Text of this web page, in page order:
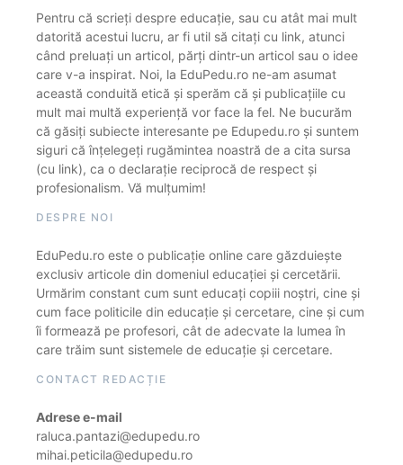
Pentru că scrieți despre educație, sau cu atât mai mult
datorită acestui lucru, ar fi util să citați cu link, atunci
când preluați un articol, părți dintr-un articol sau o idee
care v-a inspirat. Noi, la EduPedu.ro ne-am asumat
această conduită etică și sperăm că și publicațiile cu
mult mai multă experiență vor face la fel. Ne bucurăm
că găsiți subiecte interesante pe Edupedu.ro și suntem
siguri că înțelegeți rugămintea noastră de a cita sursa
(cu link), ca o declarație reciprocă de respect și
profesionalism. Vă mulțumim!
DESPRE NOI
EduPedu.ro este o publicație online care găzduiește
exclusiv articole din domeniul educației și cercetării.
Urmărim constant cum sunt educați copiii noștri, cine și
cum face politicile din educație și cercetare, cine și cum
îi formează pe profesori, cât de adecvate la lumea în
care trăim sunt sistemele de educație și cercetare.
CONTACT REDACȚIE
Adrese e-mail
raluca.pantazi@edupedu.ro
mihai.peticila@edupedu.ro